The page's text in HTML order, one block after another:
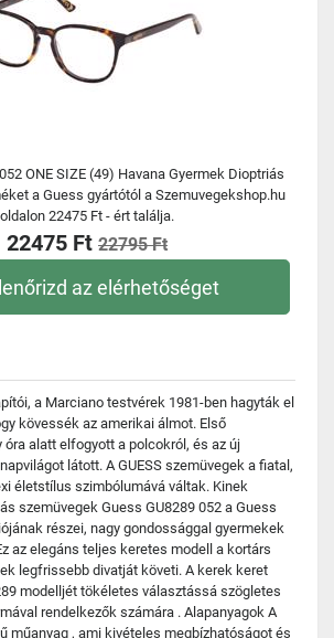
ONE SIZE (49) Havana Gyermek Dioptriás
a Guess gyártótól a Szemuvegekshop.hu
oldalon 22475 Ft - ért találja.
22475 Ft 22795 Ft
az elérhetőséget
a Marciano testvérek 1981-ben hagyták el
kövessék az amerikai álmot. Első
óra alatt elfogyott a polcokról, és az új
látott. A GUESS szemüvegek a fiatal,
életstílus szimbólumává váltak. Kinek
szemüvegek Guess GU8289 052 a Guess
részei, nagy gondossággal gyermekek
az elegáns teljes keretes modell a kortárs
legfrissebb divatját követi. A kerek keret
modelljét tökéletes választássá szögletes
rendelkezők számára . Alapanyagok A
műanyag , ami kivételes megbízhatóságot és